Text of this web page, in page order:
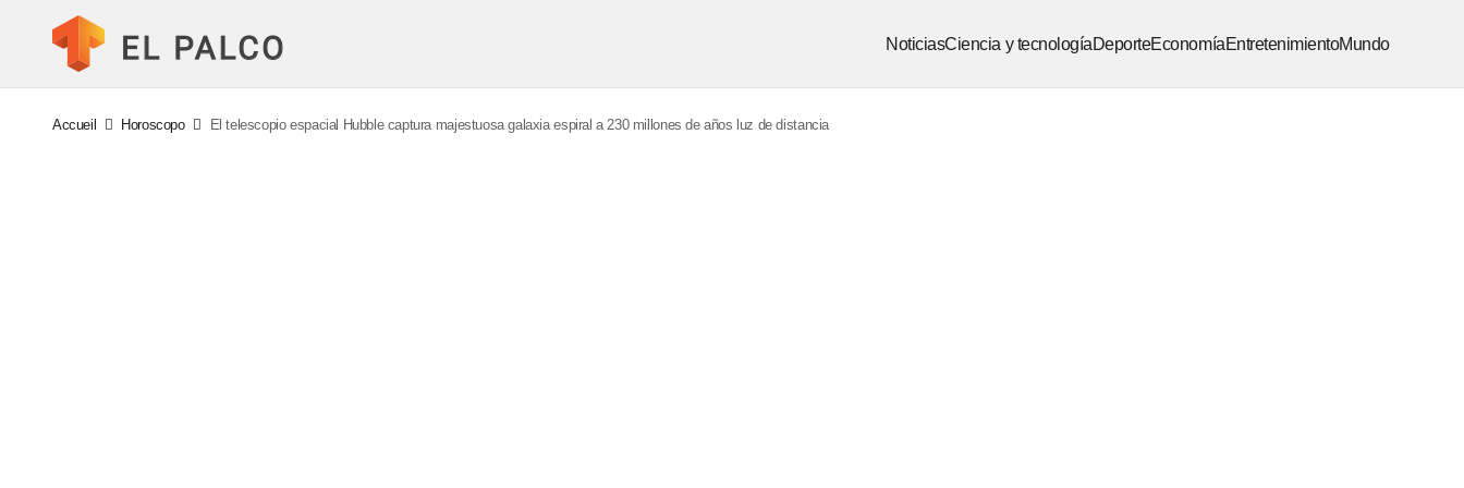
NoticiasCiencia y tecnologíaDeporteEconomíaEntretenimientoMundo
Accueil Horoscopo El telescopio espacial Hubble captura majestuosa galaxia espiral a 230 millones de años luz de distancia